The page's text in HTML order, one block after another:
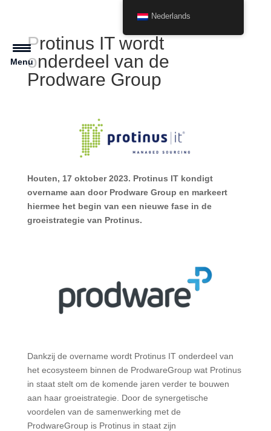
Protinus IT wordt
onderdeel van de
Prodware Group
Houten, 17 oktober 2023. Protinus IT kondigt
overname aan door ProdwareGroup en markeert
hiermee het begin van een nieuwe fase in de
groeistrategievan Protinus.
Dankzij de overname wordt Protinus IT onderdeel van
het ecosysteem binnen de ProdwareGroup wat Protinus
in staat stelt om de komende jaren verder te bouwen
aan haar groeistrategie. Door de synergetische
voordelen van de samenwerking met de
ProdwareGroup is Protinus in staat zijn
Nederlands
Menu